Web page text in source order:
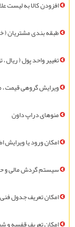
افزودن کالا به ليست
طبقه بندی مشتريان (
تغيير واحد پول ( ريال ،
ويرايش گروهی قيمت ،
منوهای دراپ داون
امکان ورود يا ويرايش
سیستم گردش مالی و
امکان تعريف جدول
امکان تعریف قفسه و